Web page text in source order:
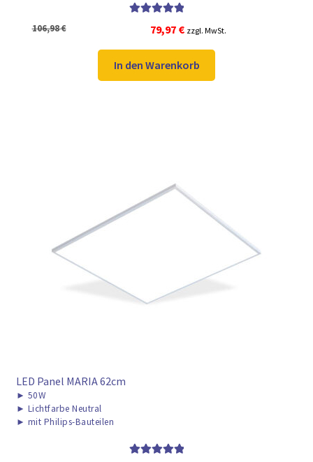
von 5
106,98€
Ursprünglicher
war:
106,98 €
79,97 €Aktueller
ist:
79,97 €.
zzgl. MwSt.
In den Warenkorb
LED Panel MARIA 62cm
► 50W
► Lichtfarbe Neutral
► mit Philips-Bauteilen